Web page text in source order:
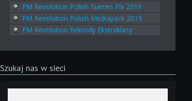
FM Revolution Polish Names Fix 2019
FM Revolution Polish Mediapack 2019
FM Revolution Rekordy Ekstraklasy
Szukaj nas w sieci